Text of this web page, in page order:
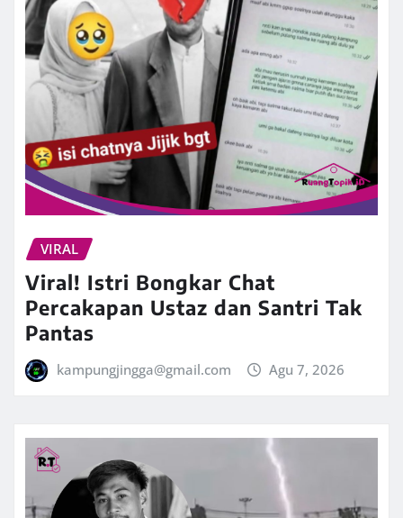
VIRAL
Viral! Istri Bongkar Chat
Percakapan Ustaz dan Santri Tak
Pantas
kampungjingga@gmail.com Agu 7, 2026